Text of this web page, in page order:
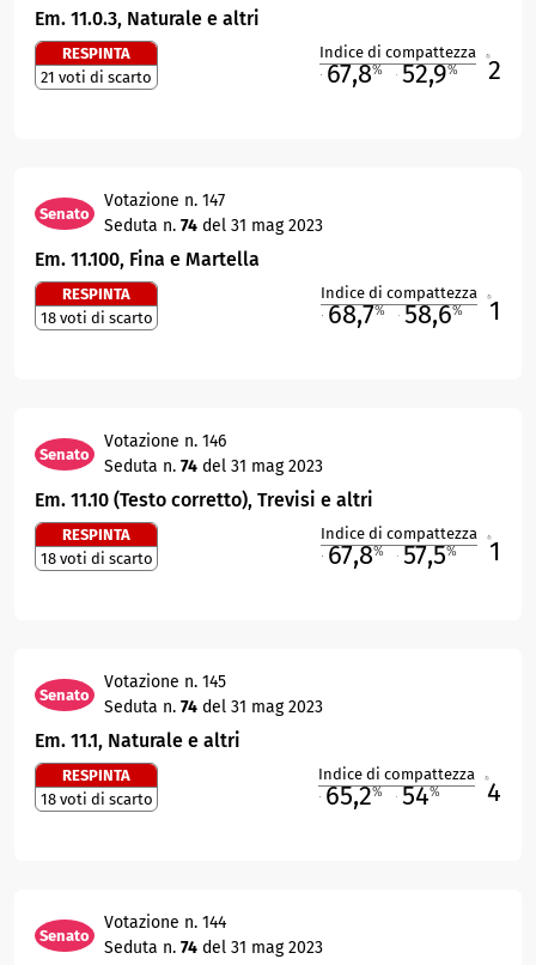
Em. 11.0.3, Naturale e altri
RESPINTA
21 voti di scarto
Indice di compattezza
67,8% 52,9% 2
Senato
Votazione n. 147
Seduta n. 74 del 31 mag 2023
Em. 11.100, Fina e Martella
RESPINTA
18 voti di scarto
Indice di compattezza
68,7% 58,6% 1
Senato
Votazione n. 146
Seduta n. 74 del 31 mag 2023
Em. 11.10 (Testo corretto), Trevisi e altri
RESPINTA
18 voti di scarto
Indice di compattezza
67,8% 57,5% 1
Senato
Votazione n. 145
Seduta n. 74 del 31 mag 2023
Em. 11.1, Naturale e altri
RESPINTA
18 voti di scarto
Indice di compattezza
65,2% 54% 4
Senato
Votazione n. 144
Seduta n. 74 del 31 mag 2023